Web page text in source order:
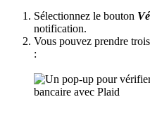
Sélectionnez le bouton
notification.
Vous pouvez prendre
: